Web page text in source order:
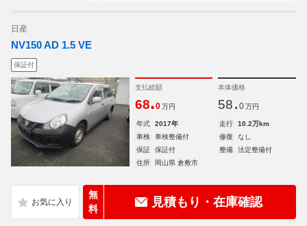
日産
NV150 AD 1.5 VE
保証付
支払総額
68.0 万円
本体価格
58. 0 万円
年式 2017年 走行
10.2万km
車検
車検整備付 修復
なし
保証
保証付 整備
法定整備付
住所
岡山県 倉敷市
無
料
見積もり・在庫確認